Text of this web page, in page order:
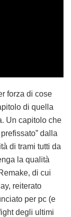
forza di cose
di quella
Un capitolo che
dalla
di trami tutti da
la qualità
di cui
reiterato
per pc (e
degli ultimi